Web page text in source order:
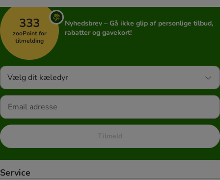
333
zooPoint for
tilmelding
Nyhedsbrev – Gå ikke glip af personlige tilbud,
rabatter og gavekort!
Vælg dit kæledyr
Tilmeld
Service